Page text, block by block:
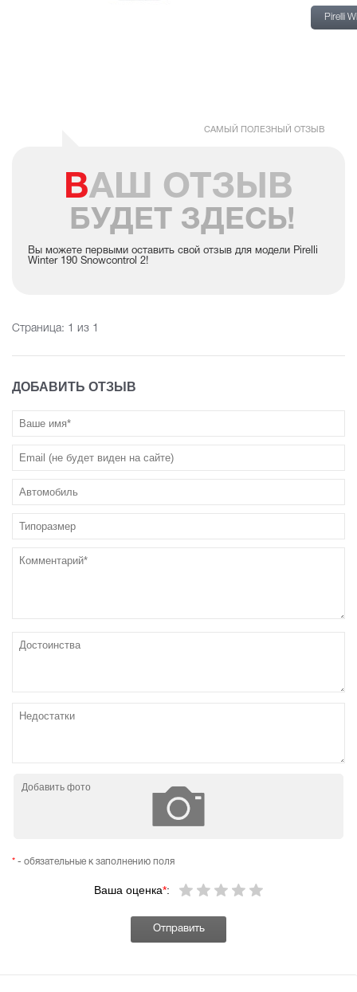
Pirelli
САМЫЙ ПОЛЕЗНЫЙ ОТЗЫВ
ВАШ ОТЗЫВ
БУДЕТ ЗДЕСЬ!
Вы можете первыми оставить свой отзыв для модели Pirelli
Winter 190 Snowcontrol 2!
Страница: 1 из 1
ДОБАВИТЬ ОТЗЫВ
Добавить фото
Ваша оценка*:
* - обязательные к заполнению поля